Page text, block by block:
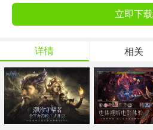
立即下载
详情 相关